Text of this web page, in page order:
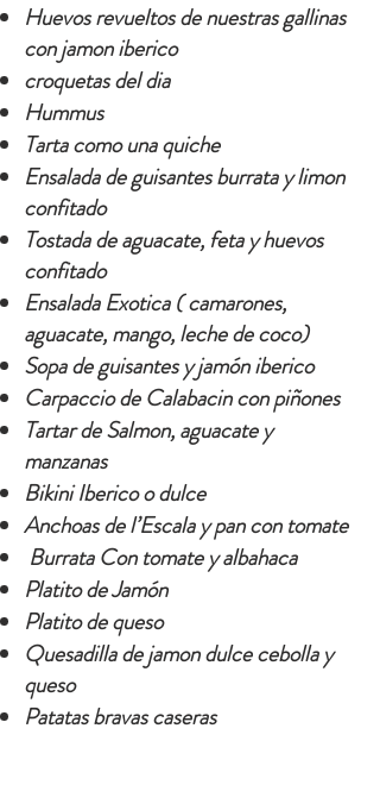
Huevos revueltos de nuestras gallinas
con jamon iberico ​
croquetas del dia
Hummus
Tarta como una quiche
Ensalada de guisantes burrata y limon
confitado
Tostada deaguacate, feta y huevos
confitado
Ensalada Exotica ( camarones,
aguacate, mango, leche de coco)
Sopa de guisantes yjamóniberico
Carpaccio de Calabacin con piñones
Tartar de Salmon, aguacate y
manzanas
Bikini Iberico o dulce
Anchoas de l’Escala y pan con tomate
Burrata Con tomate y albahaca
Platito de Jamón
Platito de queso
Quesadilla de jamon dulce cebolla y
queso
Patatas bravas caseras